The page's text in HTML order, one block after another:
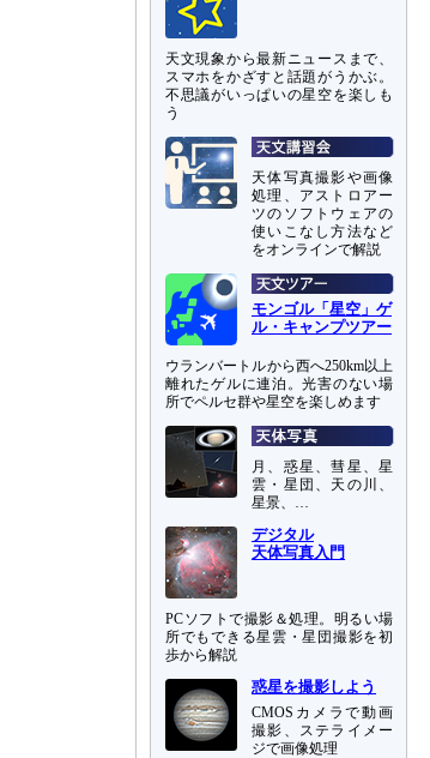
天文現象から最新ニュースまで、
スマホをかざすと話題がうかぶ。
不思議がいっぱいの星空を楽しも
う
天体写真撮影や画像
処理、アストロアー
ツのソフトウェアの
使いこなし方法など
をオンラインで解説
モンゴル「星空」ゲ
ル・キャンプツアー
ウランバートルから西へ250km以上
離れたゲルに連泊。光害のない場
所でペルセ群や星空を楽しめます
月、惑星、彗星、星
雲・星団、天の川、
星景、…
デジタル
天体写真入門
PCソフトで撮影＆処理。明るい場
所でもできる星雲・星団撮影を初
歩から解説
惑星を撮影しよう
CMOSカメラで動画
撮影、ステライメー
ジで画像処理